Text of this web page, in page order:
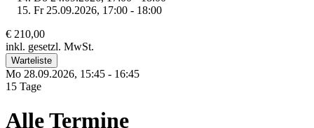
Fr 25.09.2026, 17:00 - 18:00
€ 210,00
inkl. gesetzl. MwSt.
Warteliste
Mo 28.09.2026, 15:45 - 16:45
15 Tage
Alle Termine